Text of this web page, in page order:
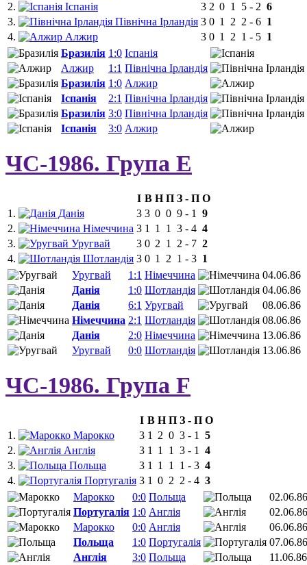
2.
Іспанія 3 2 0 1 5 - 2 6
3.
Північна Ірландія 3 0 1 2 2 - 6 1
4.
Алжир 3 0 1 2 1 - 5 1
Бразилія 1:0 Іспанія
Алжир
1:1 Північна Ірландія
Бразилія 1:0 Алжир
Іспанія
2:1 Північна Ірландія
Бразилія 3:0 Північна Ірландія
Іспанія
3:0 Алжир
ЧС-1986. Група E
І В Н П З - П О
1.
Данія 3 3 0 0 9 - 1
9
2.
Німеччина 3 1 1 1 3 - 4 4
3.
Уругвай 3 0 2 1 2 - 7 2
4.
Шотландія 3 0 1 2 1 - 3 1
Уругвай
1:1 Німеччина
04.06.86
Данія
1:0 Шотландія
04.06.86
Данія
6:1 Уругвай
08.06.86
Німеччина 2:1 Шотландія
08.06.86
Данія
2:0 Німеччина
13.06.86
Уругвай
0:0 Шотландія 13.06.86
ЧС-1986. Група F
І В Н П З - П О
1.
Марокко 3 1 2 0 3 - 1
5
2.
Англія 3 1 1 1 3 - 1
4
3.
Польща 3 1 1 1 1 - 3 4
4.
Португалія 3 1 0 2 2 - 4 3
Марокко
0:0 Польща
02.06.86
Португалія 1:0 Англія
02.06.86
Марокко
0:0 Англія
06.06.86
Польща
1:0 Португалія
07.06.86
Англія
3:0 Польща
11.06.86